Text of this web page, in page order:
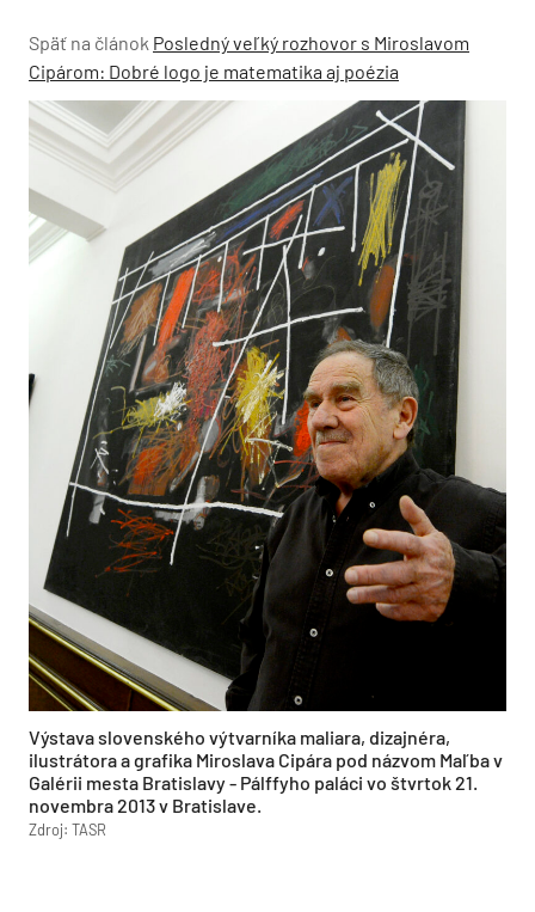
Späť na článok Posledný veľký rozhovor s Miroslavom
Cipárom: Dobré logo je matematika aj poézia
Výstava slovenského výtvarníka maliara, dizajnéra,
ilustrátora a grafika Miroslava Cipára pod názvom Maľba v
Galérii mesta Bratislavy - Pálffyho paláci vo štvrtok 21.
novembra 2013 v Bratislave.
Zdroj: TASR